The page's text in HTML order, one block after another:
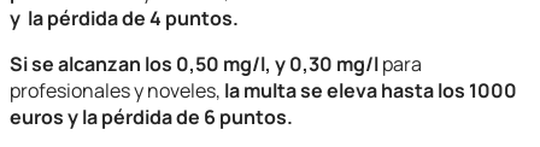
y la pérdida de 4 puntos.
Si se alcanzan los 0,50 mg/l, y 0,30 mg/lpara
profesionales y noveles, la multa se eleva hasta los 1000
euros y la pérdida de 6 puntos.